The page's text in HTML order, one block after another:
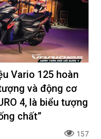
Vario 125 hoàn
và động cơ
4, là biểu tượng
chất”
157